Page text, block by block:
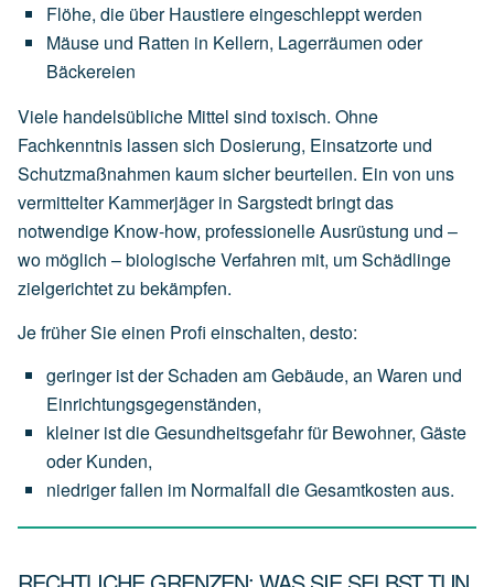
Flöhe, die über Haustiereeingeschlepptwerden
Mäuse und Ratten in Kellern, Lagerräumen oder
Bäckereien
Viele handelsübliche Mittel sind toxisch. Ohne
Fachkenntnis lassen sich Dosierung, Einsatzorte und
Schutzmaßnahmen kaum sicher beurteilen. Ein von uns
vermittelter Kammerjäger in Sargstedt bringt das
notwendige Know-how, professionelle Ausrüstung und –
wo möglich – biologische Verfahren mit, um Schädlinge
zielgerichtet zu bekämpfen.
Je früher Sie einen Profi einschalten, desto:
geringer istderSchaden amGebäude, an Waren und
Einrichtungsgegenständen,
kleiner istdieGesundheitsgefahrfür Bewohner, Gäste
oder Kunden,
niedrigerfallen im Normalfall dieGesamtkosten aus.